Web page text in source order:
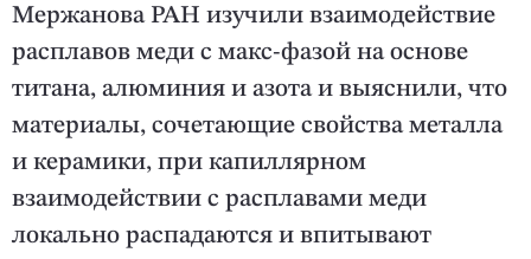
Мержанова РАН изучили взаимодействие
расплавов меди с макс-фазой на основе
титана, алюминия и азота и выяснили, что
материалы, сочетающие свойства металла
и керамики, при капиллярном
взаимодействии с расплавами меди
локально распадаются и впитывают